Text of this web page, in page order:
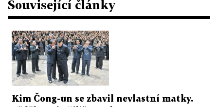
Související články
Kim Čong-un se zbavil nevlastní matky.